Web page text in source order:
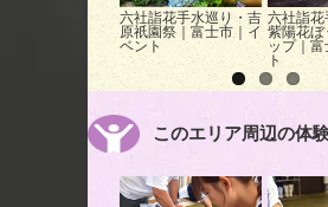
六社詣花手水巡り・吉
原祇園祭｜富士市｜イ
ベント
六社詣花
紫陽花ぼ
ップ｜
ト
このエリア周辺の体